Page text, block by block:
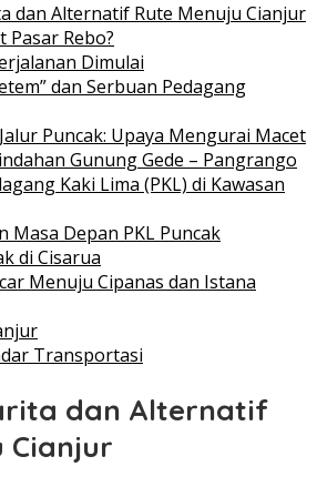
dan Alternatif Rute Menuju Cianjur
Pasar Rebo?
Dimulai
dan Serbuan Pedagang
Puncak: Upaya Mengurai Macet
Gunung Gede – Pangrango
Kaki Lima (PKL) di Kawasan
Masa Depan PKL Puncak
di Cisarua
Menuju Cipanas dan Istana
Transportasi
dan Alternatif
Cianjur